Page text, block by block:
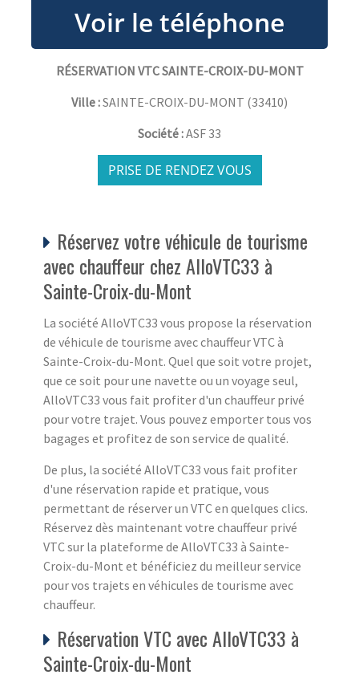
RÉSERVATION VTC SAINTE-CROIX-DU-MONT
Ville :SAINTE-CROIX-DU-MONT (33410)
Société :ASF 33
PRISE DE RENDEZ VOUS
Réservez votre véhicule de tourisme
avec chauffeur chez AlloVTC33 à
Sainte-Croix-du-Mont
La société AlloVTC33 vous propose la réservation
de véhicule de tourisme avec chauffeur VTC à
Sainte-Croix-du-Mont. Quel que soit votre projet,
que ce soit pour une navette ou un voyage seul,
AlloVTC33 vous fait profiter d'un chauffeur privé
pour votre trajet. Vous pouvez emporter tous vos
bagages et profitez de son service de qualité.
De plus, la société AlloVTC33 vous fait profiter
d'une réservation rapide et pratique, vous
permettant de réserver un VTC en quelques clics.
Réservez dès maintenant votre chauffeur privé
VTC sur la plateforme de AlloVTC33 à Sainte-
Croix-du-Mont et bénéficiez du meilleur service
pour vos trajets en véhicules de tourisme avec
chauffeur.
Réservation VTC avec AlloVTC33 à
Sainte-Croix-du-Mont